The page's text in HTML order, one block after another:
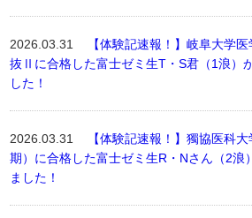
2026.03.31
【体験記速報！】岐阜大学
抜Ⅱに合格した富士ゼミ生T・S君（1浪）
した！
2026.03.31
【体験記速報！】獨協医科
期）に合格した富士ゼミ生R・Nさん（2浪
ました！